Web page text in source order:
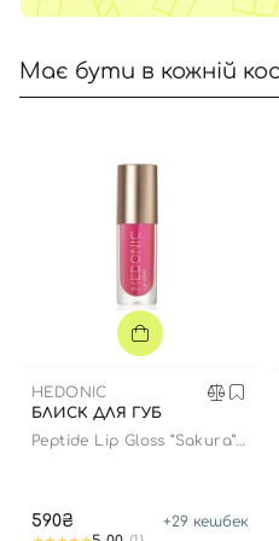
Має бути в кожній
HEDONIC
БЛИСК ДЛЯ ГУБ
Peptide Lip Gloss “Sakura”
590₴ +29 кешбек